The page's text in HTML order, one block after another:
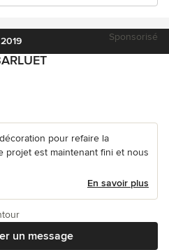
Sponsorisé
5
pour refaire la
projet est maintenant fini et nous
En savoir plus
un message